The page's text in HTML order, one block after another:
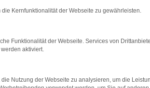
Kernfunktionalität der Webseite zu gewährleisten.
Funktionalität der Webseite. Services von
aktiviert.
Nutzung der Webseite zu analysieren, um die